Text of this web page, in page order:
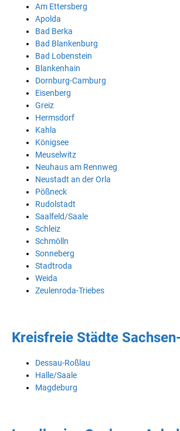
Am Ettersberg
Apolda
Bad Berka
Bad Blankenburg
Bad Lobenstein
Blankenhain
Dornburg-Camburg
Eisenberg
Greiz
Hermsdorf
Kahla
Königsee
Meuselwitz
Neuhaus am Rennweg
Neustadt an der Orla
Pößneck
Rudolstadt
Saalfeld/Saale
Schleiz
Schmölln
Sonneberg
Stadtroda
Weida
Zeulenroda-Triebes
Kreisfreie Städte
Dessau-Roßlau
Halle/Saale
Magdeburg